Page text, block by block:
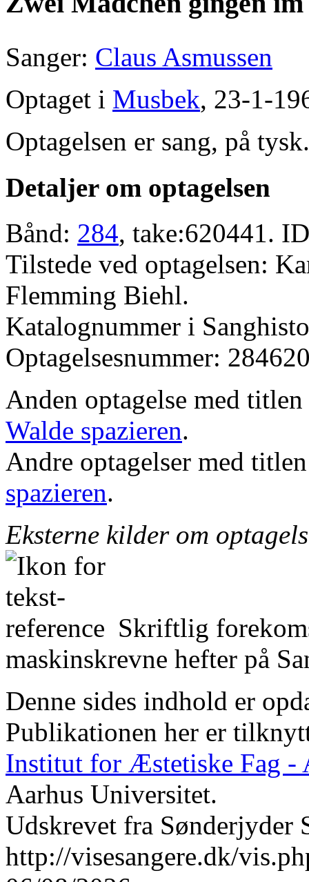
Sanger: Claus Asmussen
Optaget i Musbek, 23-1-
Optagelsen er sang, på tysk.
Detaljer om optagelsen
Bånd: 284, take:620441.
Tilstede ved optagelsen:
Flemming Biehl.
Katalognummer i
Optagelsesnummer:
Anden optagelse med titlen
Walde spazieren.
Andre optagelser med
spazieren.
Eksterne kilder om
Skriftlig
maskinskrevne hefter på
Denne sides indhold er
Publikationen her er
Institut for Æstetiske Fag -
Aarhus Universitet.
Udskrevet fra Sønderjyder
http://visesangere.dk/